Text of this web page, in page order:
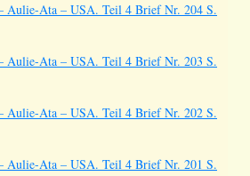
Aulie-Ata – USA. Teil 4 Brief Nr. 204 S.
Aulie-Ata – USA. Teil 4 Brief Nr. 203 S.
Aulie-Ata – USA. Teil 4 Brief Nr. 202 S.
Aulie-Ata – USA. Teil 4 Brief Nr. 201 S.